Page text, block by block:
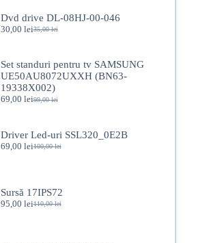
Dvd drive DL-08HJ-00-046
35,00lei
Prețul
fost:
35,00 lei.
30,00 leiPrețul
30,00 lei.
Set standuri pentru tv SAMSUNG
UE50AU8072UXXH (BN63-
19338X002)
99,00lei
Prețul
fost:
99,00 lei.
69,00 leiPrețul
69,00 lei.
Driver Led-uri SSL320_0E2B
100,00lei
Prețul
100,00 lei.
69,00 leiPrețul
Sursă 17IPS72
110,00lei
Prețul
95,00 leiPrețul